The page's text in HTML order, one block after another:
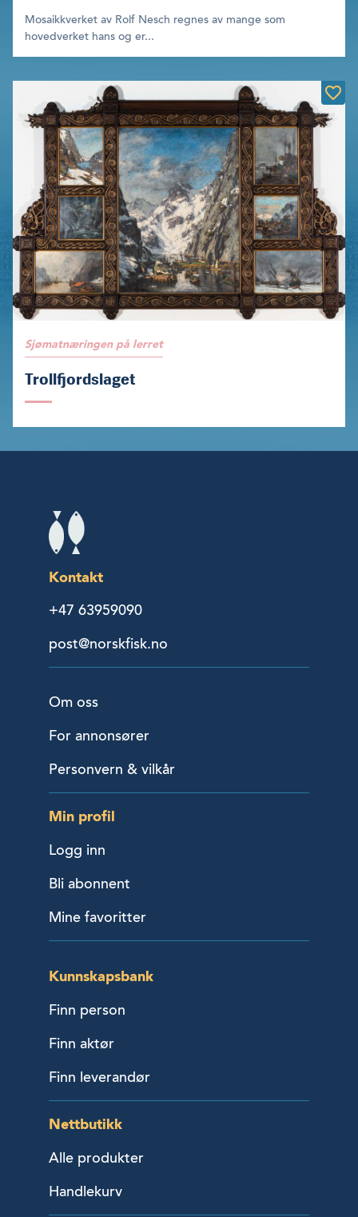
Mosaikkverket av Rolf Nesch regnes av mange som
hovedverket hans og er...
Sjømatnæringen på lerret
Trollfjordslaget
Kontakt
+47 63959090
post@norskfisk.no
Om oss
For annonsører
Personvern & vilkår
Min profil
Logg inn
Bli abonnent
Mine favoritter
Kunnskapsbank
Finn person
Finn aktør
Finn leverandør
Nettbutikk
Alle produkter
Handlekurv